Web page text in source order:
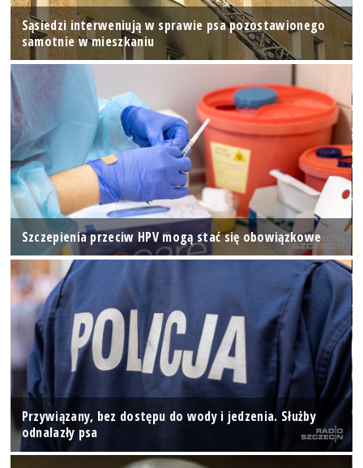
Sąsiedzi interweniują w sprawie psa pozostawionego
samotnie w mieszkaniu
Szczepienia przeciw HPV mogą stać się obowiązkowe
Przywiązany, bez dostępu do wody i jedzenia. Służby
odnalazły psa